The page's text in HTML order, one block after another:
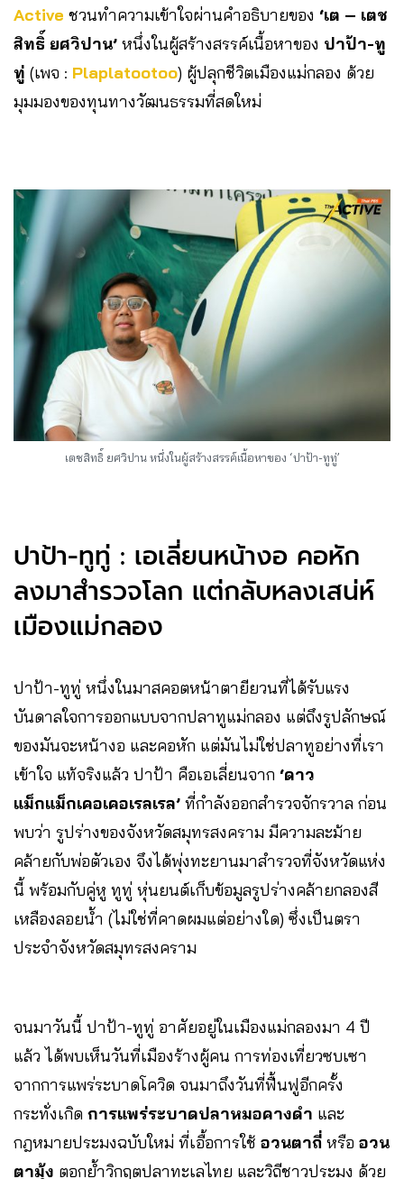
Active ชวนทำความเข้าใจผ่านคำอธิบายของ ‘เต – เตช
สิทธิ์ ยศวิปาน’ หนึ่งในผู้สร้างสรรค์เนื้อหาของ ปาป้า-ทู
ทู่ (เพจ : Plaplatootoo) ผู้ปลุกชีวิตเมืองแม่กลอง ด้วย
มุมมองของทุนทางวัฒนธรรมที่สดใหม่
เตชสิทธิ์ ยศวิปาน หนึ่งในผู้สร้างสรรค์เนื้อหาของ ‘ปาป้า-ทูทู่’
ปาป้า-ทูทู่ : เอเลี่ยนหน้างอ คอหัก
ลงมาสำรวจโลก แต่กลับหลงเสน่ห์
เมืองแม่กลอง
ปาป้า-ทูทู่ หนึ่งในมาสคอตหน้าตายียวนที่ได้รับแรง
บันดาลใจการออกแบบจากปลาทูแม่กลอง แต่ถึงรูปลักษณ์
ของมันจะหน้างอ และคอหัก แต่มันไม่ใช่ปลาทูอย่างที่เรา
เข้าใจ แท้จริงแล้ว ปาป้า คือเอเลี่ยนจาก ‘ดาว
แม็กแม็กเคอเคอเรลเรล’ ที่กำลังออกสำรวจจักรวาล ก่อน
พบว่า รูปร่างของจังหวัดสมุทรสงคราม มีความละม้าย
คล้ายกับพ่อตัวเอง จึงได้พุ่งทะยานมาสำรวจที่จังหวัดแห่ง
นี้ พร้อมกับคู่หู ทูทู่ หุ่นยนต์เก็บข้อมูลรูปร่างคล้ายกลองสี
เหลืองลอยน้ำ (ไม่ใช่ที่คาดผมแต่อย่างใด) ซึ่งเป็นตรา
ประจำจังหวัดสมุทรสงคราม
จนมาวันนี้ ปาป้า-ทูทู่ อาศัยอยู่ในเมืองแม่กลองมา 4 ปี
แล้ว ได้พบเห็นวันที่เมืองร้างผู้คน การท่องเที่ยวซบเซา
จากการแพร่ระบาดโควิด จนมาถึงวันที่ฟื้นฟูอีกครั้ง
กระทั่งเกิด การแพร่ระบาดปลาหมอคางดำ และ
กฎหมายประมงฉบับใหม่ ที่เอื้อการใช้ อวนตาถี่ หรือ อวน
ตามุ้ง ตอกย้ำวิกฤตปลาทะเลไทย และวิถีชาวประมง ด้วย